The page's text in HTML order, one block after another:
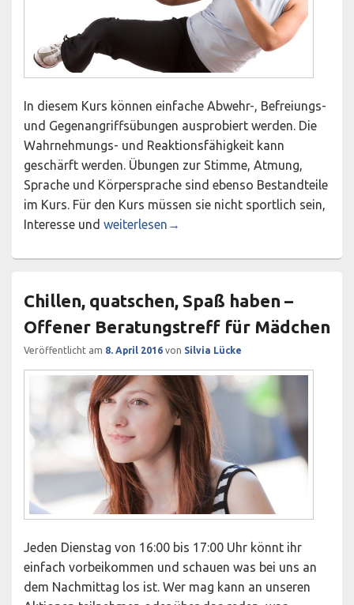
In diesem Kurs können einfache Abwehr-, Befreiungs-
und Gegenangriffsübungen ausprobiert werden. Die
Wahrnehmungs- und Reaktionsfähigkeit kann
geschärft werden. Übungen zur Stimme, Atmung,
Sprache und Körpersprache sind ebenso Bestandteile
im Kurs. Für den Kurs müssen sie nicht sportlich sein,
Interesse und Wendo-Selbstbehauptungskurs für Frauen
weiterlesen →
Chillen, quatschen, Spaß haben –
Offener Beratungstreff für Mädchen
Veröffentlicht am 8. April 2016 von Silvia Lücke
Jeden Dienstag von 16:00 bis 17:00 Uhr könnt ihr
einfach vorbeikommen und schauen was bei uns an
dem Nachmittag los ist. Wer mag kann an unseren